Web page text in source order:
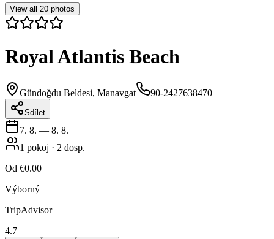
View all 20 photos
Royal Atlantis Beach
Gündoğdu Beldesi, Manavgat 90-2427638470
Sdílet
7. 8. — 8. 8.
1 pokoj · 2 dosp.
Od €0.00
Výborný
TripAdvisor
4.7